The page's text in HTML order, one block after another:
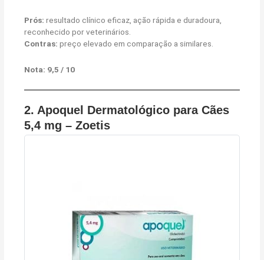
Prós: resultado clínico eficaz, ação rápida e duradoura,
reconhecido por veterinários.
Contras: preço elevado em comparação a similares.
Nota: 9,5 / 10
2. Apoquel Dermatológico para Cães
5,4 mg – Zoetis